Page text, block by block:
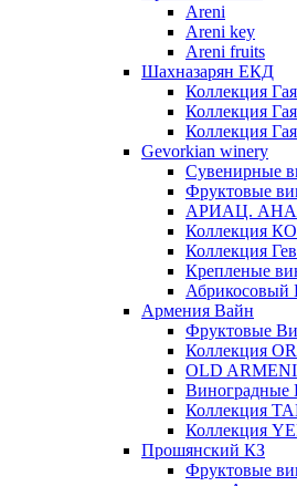
Areni
Areni key
Areni fruits
Шахназарян ЕКД
Коллекция
Коллекция
Коллекция
Gevorkian winery
Сувенирные
Фруктовые
АРИАЦ.
Коллекция
Коллекция
Крепленые
Абрикосовый
Армения Вайн
Фруктовые
Коллекция
OLD
Виноградные
Коллекция
Коллекция
Прошянский КЗ
Фруктовые